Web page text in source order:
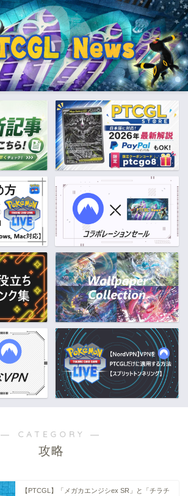
― CATEGORY ―
攻略
【PTCGL】「メガカエンジシex SR」と「チラチ